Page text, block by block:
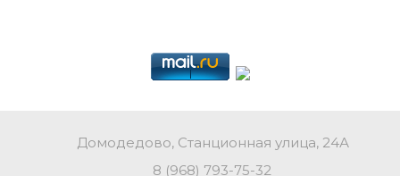
Домодедово, Станционная улица, 24А
8 (968) 793-75-32